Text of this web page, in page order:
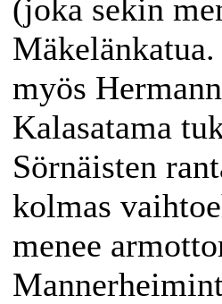
(joka sekin
myös
Kalasatama
Sörnäisten
kolmas
menee